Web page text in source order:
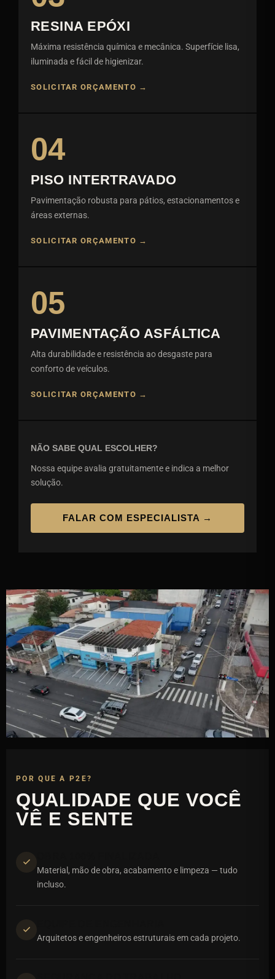
RESINA EPÓXI
Máxima resistência química e mecânica. Superfície lisa,
iluminada e fácil de higienizar.
SOLICITAR ORÇAMENTO →
04
PISO INTERTRAVADO
Pavimentação robusta para pátios, estacionamentos e
áreas externas.
SOLICITAR ORÇAMENTO →
05
PAVIMENTAÇÃO ASFÁLTICA
Alta durabilidade e resistência ao desgaste para
conforto de veículos.
SOLICITAR ORÇAMENTO →
NÃO SABE QUAL ESCOLHER?
Nossa equipe avalia gratuitamente e indica a melhor
solução.
FALAR COM ESPECIALISTA →
POR QUE A P2E?
QUALIDADE QUE VOCÊ
VÊ E SENTE
Material, mão de obra, acabamento e limpeza — tudo
incluso.
Arquitetos e engenheiros estruturais em cada projeto.